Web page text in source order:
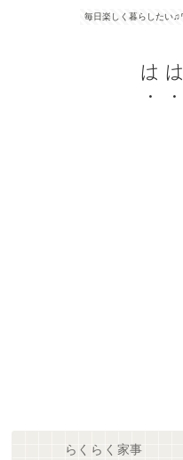
毎日楽しく暮らしたい♫
は
らくらく家事